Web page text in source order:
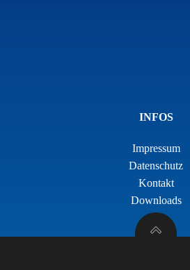
INFOS
Impressum
Datenschutz
Kontakt
Downloads